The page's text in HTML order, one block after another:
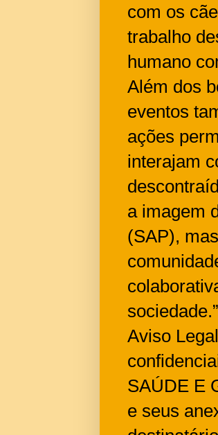
com os
trabalho
humano
Além dos
eventos
ações
interajam
a imagem
(SAP),
sociedade.”
Aviso
SAÚDE E
e seus